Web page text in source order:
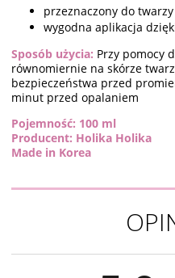
przeznaczony do twarzy
wygodna aplikacja
Sposób użycia: Przy pomocy
równomiernie na skórze
bezpieczeństwa przed
minut przed opalaniem
Pojemność: 100 ml
Producent: Holika Holika
Made in Korea